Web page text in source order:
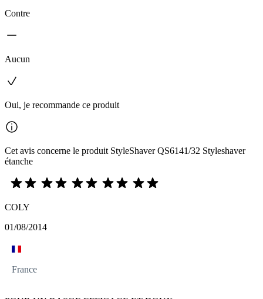
Contre
Aucun
Oui, je recommande ce produit
Cet avis concerne le produit StyleShaver QS6141/32 Styleshaver
étanche
COLY
01/08/2014
France